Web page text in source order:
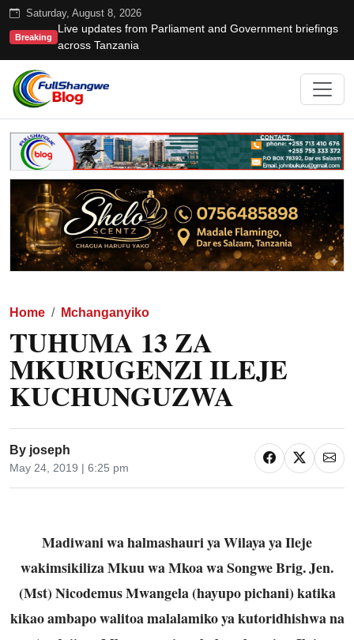
Saturday, August 8, 2026
Breaking
Live updates from Parliament and Government briefings
across Tanzania
Home Mchanganyiko
TUHUMA 13 ZA
MKURUGENZI ILEJE
KUCHUNGUZWA
By joseph
May 24, 2019 | 6:25 pm
Madiwani wa halmashauri ya Wilaya ya Ileje
wakimsikiliza Mkuu wa Mkoa wa Songwe Brig. Jen.
(Mst) Nicodemus Mwangela (hayupo pichani) katika
kikao ambapo walitoa malalamiko ya kutoridhishwa na